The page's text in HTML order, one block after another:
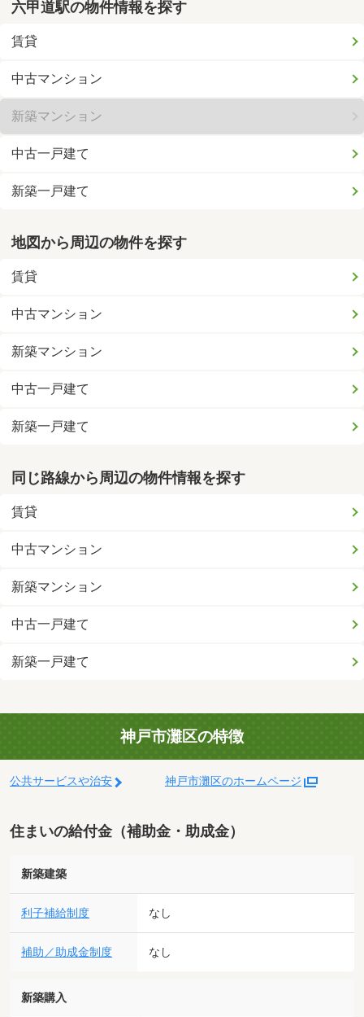
六甲道駅の物件情報を探す
賃貸
中古マンション
新築マンション
中古一戸建て
新築一戸建て
地図から周辺の物件を探す
賃貸
中古マンション
新築マンション
中古一戸建て
新築一戸建て
同じ路線から周辺の物件情報を探す
賃貸
中古マンション
新築マンション
中古一戸建て
新築一戸建て
神戸市灘区の特徴
公共サービスや治安 神戸市灘区のホームページ
住まいの給付金（補助金・助成金）
新築建築
利子補給制度 なし
補助／助成金制度 なし
新築購入